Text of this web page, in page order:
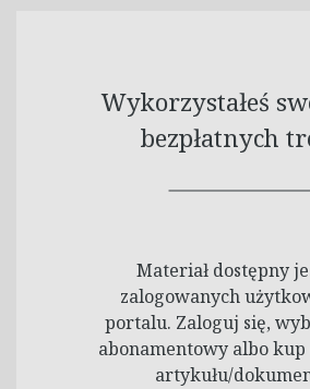
Wykorzystałeś
bezpłatnych
Materiał dostępny
zalogowanych
portalu. Zaloguj się,
abonamentowy albo kup
artykułu/